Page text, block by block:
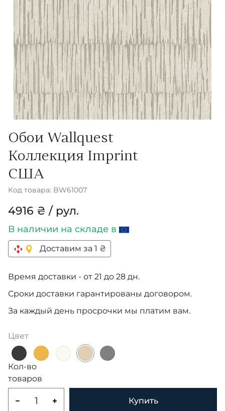
Обои Wallquest
Коллекция Imprint
США
Код товара: BW61007
4916 ₴ / рул.
В наличии на складе в
Доставим за 1 ₴
Время доставки - от 21 до 28 дн.
Сроки доставки гарантированы договором.
За каждый день просрочки мы платим вам.
Цвет
Кол-во
товаров
Купить